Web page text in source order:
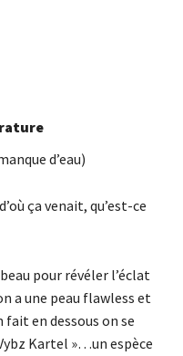
d’eau)
ça venait, qu’est-ce
pour révéler l’éclat
a une peau flawless et
fait en dessous on se
Kartel »…un espèce